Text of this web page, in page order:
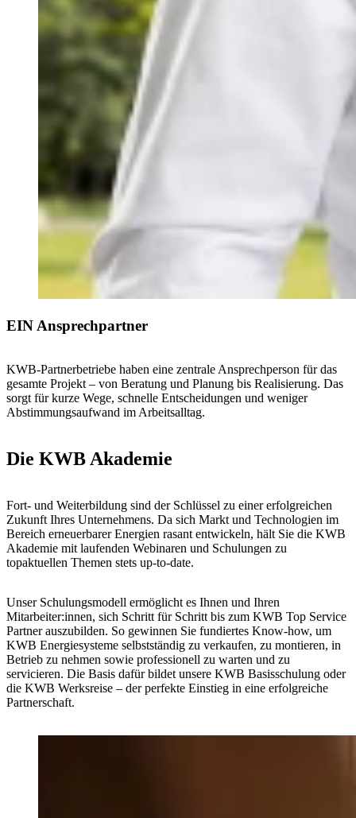
EIN Ansprechpartner
KWB-Partnerbetriebe haben eine zentrale Ansprechperson für das
gesamte Projekt – von Beratung und Planung bis Realisierung. Das
sorgt für kurze Wege, schnelle Entscheidungen und weniger
Abstimmungsaufwand im Arbeitsalltag.
Die KWB Akademie
Fort- und Weiterbildung sind der Schlüssel zu einer erfolgreichen
Zukunft Ihres Unternehmens. Da sich Markt und Technologien im
Bereich erneuerbarer Energien rasant entwickeln, hält Sie die KWB
Akademie mit laufenden Webinaren und Schulungen zu
topaktuellen Themen stets up-to-date.
Unser Schulungsmodell ermöglicht es Ihnen und Ihren
Mitarbeiter:innen, sich Schritt für Schritt bis zum KWB Top Service
Partner auszubilden. So gewinnen Sie fundiertes Know-how, um
KWB Energiesysteme selbstständig zu verkaufen, zu montieren, in
Betrieb zu nehmen sowie professionell zu warten und zu
servicieren. Die Basis dafür bildet unsere KWB Basisschulung oder
die KWB Werksreise – der perfekte Einstieg in eine erfolgreiche
Partnerschaft.